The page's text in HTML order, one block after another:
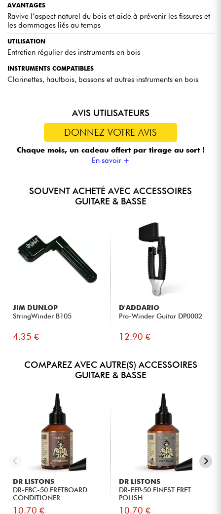
AVANTAGES
Ravive l’aspect naturel du bois et aide à prévenir les fissures et
les dommages liés au temps
UTILISATION
Entretien régulier des instruments en bois
INSTRUMENTS COMPATIBLES
Clarinettes, hautbois, bassons et autres instruments en bois
AVIS UTILISATEURS
DONNEZ VOTRE AVIS
Chaque mois, un cadeau offert par tirage au sort !
En savoir +
SOUVENT ACHETÉ AVEC ACCESSOIRES
GUITARE & BASSE
JIM DUNLOP
StringWinder B105
4.35 €
D'ADDARIO
Pro-Winder Guitar DP0002
12.90 €
COMPAREZ AVEC AUTRE(S) ACCESSOIRES
GUITARE & BASSE
DR LISTONS
DR-FBC-50 FRETBOARD
CONDITIONER
10.70 €
DR LISTONS
DR-FFP-50 FINEST FRET
POLISH
10.70 €